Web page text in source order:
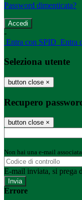
Password dimenticata?
-
Entra con SPID Entra
Seleziona utente
button close ×
Recupero
button close ×
Non hai una e-mail
E-mail inviata, si prega
Errore